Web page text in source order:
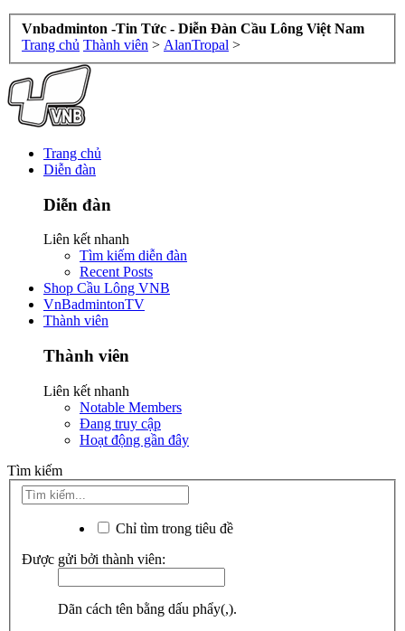
Vnbadminton -Tin Tức - Diễn Đàn Cầu Lông Việt Nam
Trang chủ Thành viên > AlanTropal >
Trang chủ
Diễn đàn
Diễn đàn
Liên kết nhanh
Tìm kiếm diễn đàn
Recent Posts
Shop Cầu Lông VNB
VnBadmintonTV
Thành viên
Thành viên
Liên kết nhanh
Notable Members
Đang truy cập
Hoạt động gần đây
Tìm kiếm
Chỉ tìm trong tiêu đề
Được gửi bởi thành viên:
Dãn cách tên bằng dấu phẩy(,).